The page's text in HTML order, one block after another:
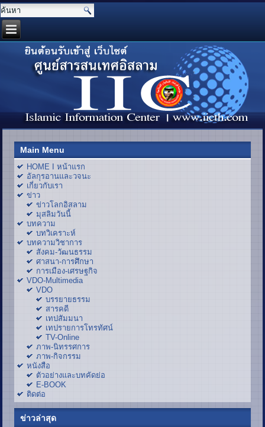
Main Menu
HOME I หน้าแรก
อัลกุรอานและวจนะ
เกี่ยวกับเรา
ข่าว
ข่าวโลกอิสลาม
มุสลิมวันนี้
บทความ
บทวิเคราะห์
บทความวิชาการ
สังคม-วัฒนธรรม
ศาสนา-การศึกษา
การเมือง-เศรษฐกิจ
VDO-Multimedia
VDO
บรรยายธรรม
สารคดี
เทปสัมมนา
เทปรายการโทรทัศน์
TV-Online
ภาพ-นิทรรศการ
ภาพ-กิจกรรม
หนังสือ
ตัวอย่างและบทคัดย่อ
E-BOOK
ติดต่อ
ข่าวล่าสุด